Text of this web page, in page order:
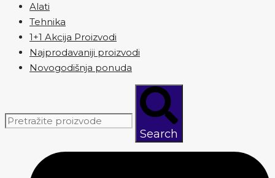
Alati
Tehnika
1+1 Akcija Proizvodi
Najprodavaniji proizvodi
Novogodišnja ponuda
Search